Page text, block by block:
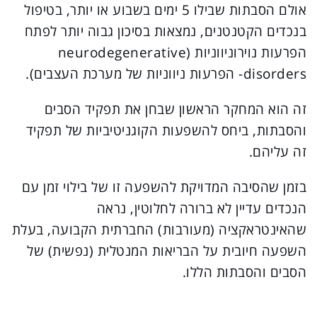
אולם הסבתות שבילו 5 ימים בשבוע או יותר, בטיפול
בנכדים הקטנטנים, נמצאות בסיכון גבוה יותר לפתח
הפרעות נוירוניווניות (neurodegenerative
disorders- הפרעות ניווניות של מערכת העצבים).
זה הוא המחקר הראשון שבחן את תפקיד הסבים
והסבתות, ביחס להשפעות הקוגניטיביות של תפקיד
זה עליהם.
בזמן שהסיבה המדויקת להשפעה זו של בילוי זמן עם
הנכדים עדיין לא ברורה לחלוטין, נראה
שהאינטראקציה (מעורבות) החברתית הקבועה, בעלת
השפעה חיובית על הבריאות המנטלית (נפשית) של
הסבים והסבתות הללו.